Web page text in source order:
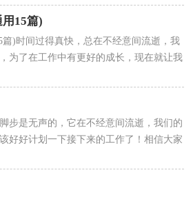
15篇)
篇)时间过得真快，总在不经意间流逝，我
为了在工作中有更好的成长，现在就让我
接触过的计划都是什么样子...
步是无声的，它在不经意间流逝，我们的
好好计划一下接下来的工作了！相信大家
是小编整理的职员个人工作计...